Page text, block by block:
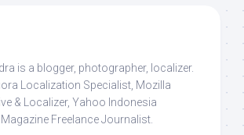
is a blogger, photographer, localizer.
Localization Specialist, Mozilla
& Localizer, Yahoo Indonesia
Freelance Journalist.